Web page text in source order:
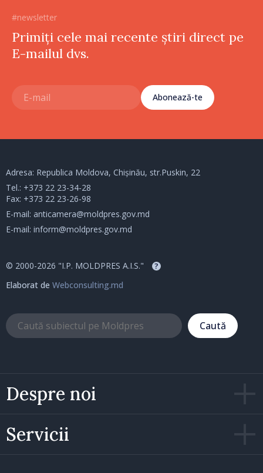
#newsletter
Primiți cele mai recente știri direct pe
E-mailul dvs.
Abonează-te
Despre noi
Servicii
Adresa: Republica Moldova, Chișinău, str.Puskin, 22
Tel.: +373 22 23-34-28
Fax: +373 22 23-26-98
E-mail: anticamera@moldpres.gov.md
E-mail: inform@moldpres.gov.md
© 2000-2026 "I.P. MOLDPRES A.I.S." ?
Elaborat de Webconsulting.md
Caută